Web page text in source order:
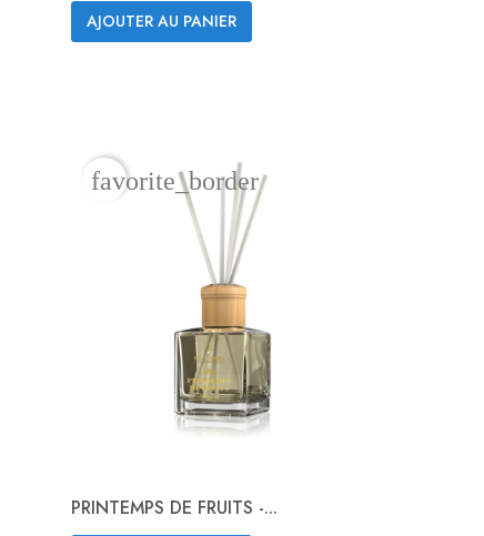
 Aperçu rapide
AJOUTER AU PANIER
PRINTEMPS DE FRUITS -...
favorite_border